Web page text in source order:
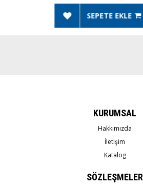
SEPETE EKLE
KURUMSAL
Hakkımızda
İletişim
Katalog
SÖZLEŞMELER